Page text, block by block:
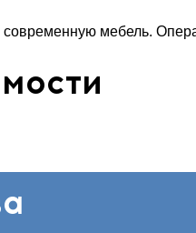
мебель.